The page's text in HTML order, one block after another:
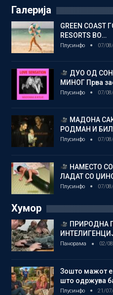
Галерија
GREEN COAST
RESORTS ВО…
Плусинфо 07/
ДУО ОД
МИНОГ Прва
Плусинфо 07/
МАДОНА
РОДМАН И
Плусинфо 07/
НАМЕСТО
ЛАДАТ СО
Плусинфо 07/
Хумор
ПРИРОДНА
Панорама 02/
Зошто мажот
што одржува
Плусинфо 21/